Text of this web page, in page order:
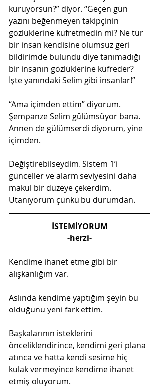
kuruyorsun?” diyor. “Geçen gün
yazını beğenmeyen takipçinin
gözlüklerine küfretmedin mi? Ne tür
bir insan kendisine olumsuz geri
bildirimde bulundu diye tanımadığı
bir insanın gözlüklerine küfreder?
İşte yanındaki Selim gibi insanlar!”
“Ama içimden ettim” diyorum.
Şempanze Selim gülümsüyor bana.
Annen de gülümserdi diyorum, yine
içimden.
Değiştirebilseydim, Sistem 1’i
günceller ve alarm seviyesini daha
makul bir düzeye çekerdim.
Utanıyorum çünkü bu durumdan.
İSTEMİYORUM
-herzi-
Kendime ihanet etme gibi bir
alışkanlığım var.
Aslında kendime yaptığım şeyin bu
olduğunu yeni fark ettim.
Başkalarının isteklerini
önceliklendirince, kendimi geri plana
atınca ve hatta kendi sesime hiç
kulak vermeyince kendime ihanet
etmiş oluyorum.